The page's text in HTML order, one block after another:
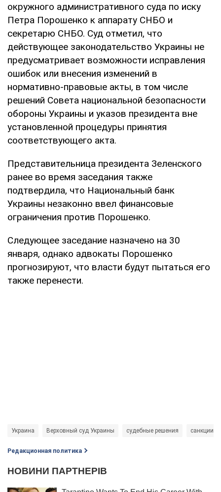
окружного административного суда по иску
Петра Порошенко к аппарату СНБО и
секретарю СНБО. Суд отметил, что
действующее законодательство Украины не
предусматривает возможности исправления
ошибок или внесения изменений в
нормативно-правовые акты, в том числе
решений Совета национальной безопасности
обороны Украины и указов президента вне
установленной процедуры принятия
соответствующего акта.
Представительница президента Зеленского
ранее во время заседания также
подтвердила, что Национальный банк
Украины незаконно ввел финансовые
ограничения против Порошенко.
Следующее заседание назначено на 30
января, однако адвокаты Порошенко
прогнозируют, что власти будут пытаться его
также перенести.
Украина Верховный суд Украины судебные решения санкции
Редакционная политика